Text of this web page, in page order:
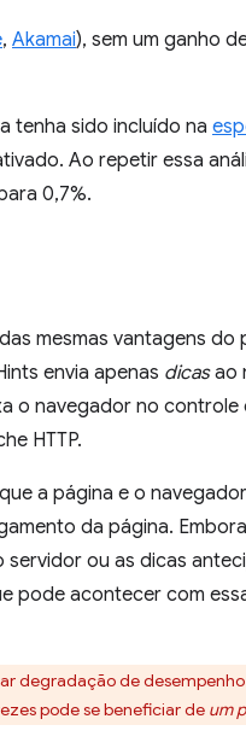
, Akamai), sem um ganho
tenha sido incluído na
Ao repetir essa
0,7%.
mesmas vantagens do
envia apenas dicasao
o navegador no controle
HTTP.
a página e o
da página.
ou as dicas
pode acontecer com
degradação de
pode se beneficiar de um